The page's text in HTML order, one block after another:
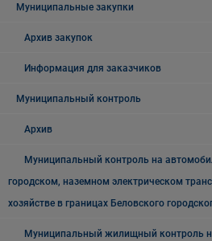
Муниципальные закупки
Архив закупок
Информация для заказчиков
Муниципальный контроль
Архив
Муниципальный контроль на
городском, наземном электрическом
хозяйстве в границах Беловского
Муниципальный жилищный контроль